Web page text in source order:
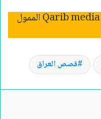
أنتج هذا التقرير بدعم من برنامج Qarib media الممول
قصص العراق